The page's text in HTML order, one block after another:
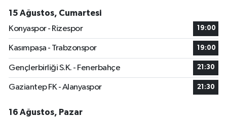
15 Ağustos, Cumartesi
Konyaspor - Rizespor
19:00
Kasımpaşa - Trabzonspor 19:00
Gençlerbirliği S.K. - Fenerbahçe 21:30
Gaziantep FK - Alanyaspor 21:30
16 Ağustos, Pazar